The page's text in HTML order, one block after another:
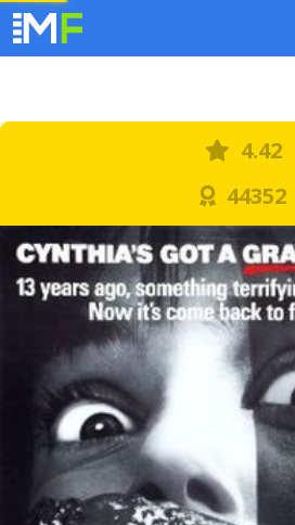
4.42
44352